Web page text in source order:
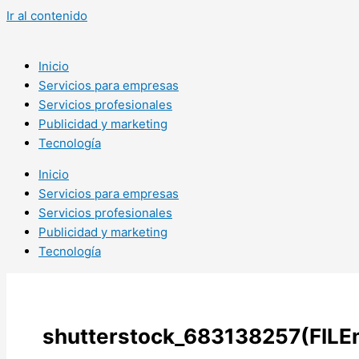
Ir al contenido
Inicio
Servicios para empresas
Servicios profesionales
Publicidad y marketing
Tecnología
Inicio
Servicios para empresas
Servicios profesionales
Publicidad y marketing
Tecnología